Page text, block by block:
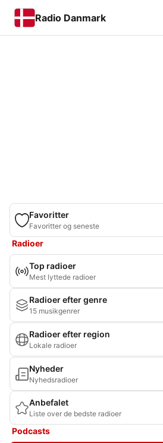
Radio Danmark
Favoritter
Favoritter og seneste
Radioer
Top radioer
Mest lyttede radioer
Radioer efter genre
15 musikgenrer
Radioer efter region
Lokale radioer
Nyheder
Nyhedsradioer
Anbefalet
Liste over de bedste radioer
Podcasts